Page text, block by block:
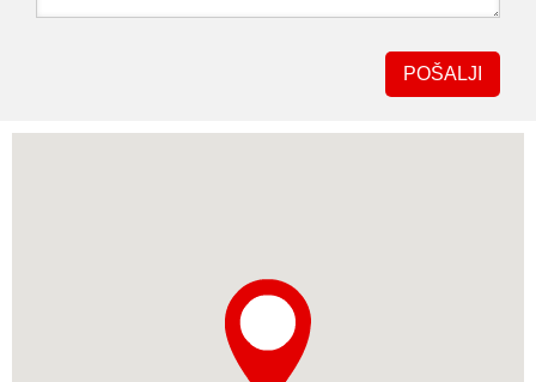
POŠALJI